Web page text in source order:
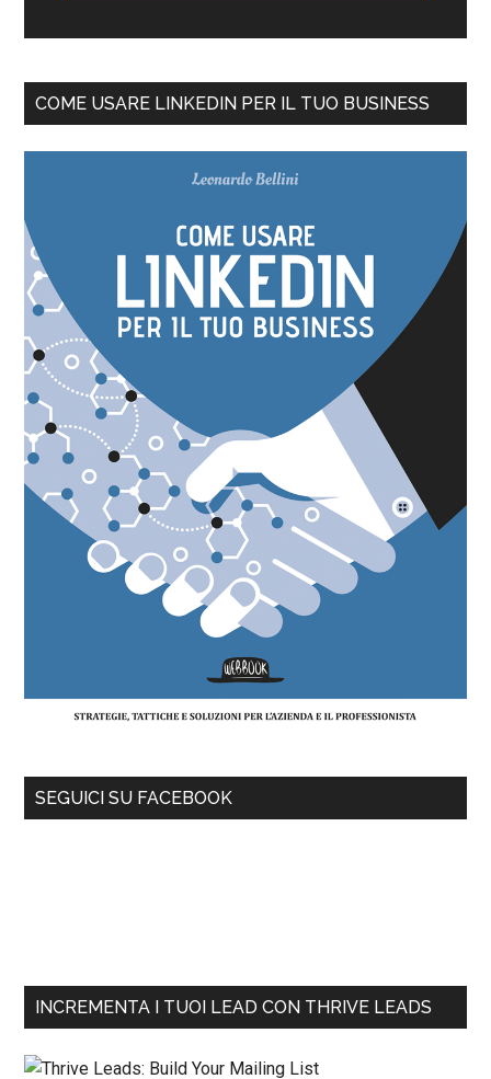
COME USARE LINKEDIN PER IL TUO BUSINESS
SEGUICI SU FACEBOOK
INCREMENTA I TUOI LEAD CON THRIVE LEADS